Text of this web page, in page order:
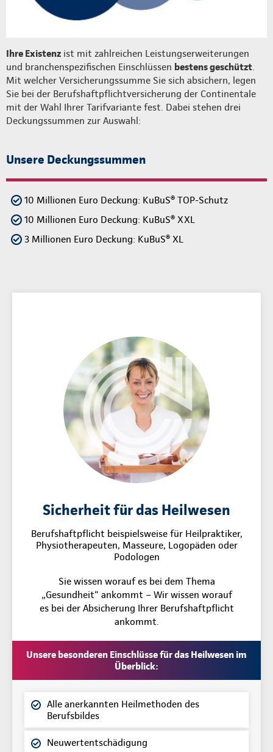
Ihre Existenz ist mit zahlreichen Leistungserweiterungen
und branchenspezifischen Einschlüssen bestens geschützt.
Mit welcher Versicherungssumme Sie sich absichern, legen
Sie bei der Berufshaftpflichtversicherung der Continentale
mit der Wahl Ihrer Tarifvariante fest. Dabei stehen drei
Deckungssummen zur Auswahl:
Unsere Deckungssummen
10 Millionen Euro Deckung: KuBuS® TOP-Schutz
10 Millionen Euro Deckung: KuBuS® XXL
3 Millionen Euro Deckung: KuBuS® XL
Sicherheit für das Heilwesen
Berufshaftpflicht beispielsweise für Heilpraktiker,
Physiotherapeuten, Masseure, Logopäden oder
Podologen
Sie wissen worauf es bei dem Thema
„Gesundheit“ ankommt – Wir wissen worauf
es bei der Absicherung Ihrer Berufshaftpflicht
ankommt.
Unsere besonderen Einschlüsse für das Heilwesen im
Überblick:
Alle anerkannten Heilmethoden des
Berufsbildes
Neuwertentschädigung